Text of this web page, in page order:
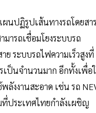
ผนปฏิรูปเส้นทางรถโดยสา
ารถเชื่อมโยงระบบรถ
ระบบรถไฟความเร็วสูงที่
เป็นจำนวนมาก อีกทั้งเพื่อ
ลังงานสะอาด เช่น รถ
ประเทศไทยกำลังเผชิญ